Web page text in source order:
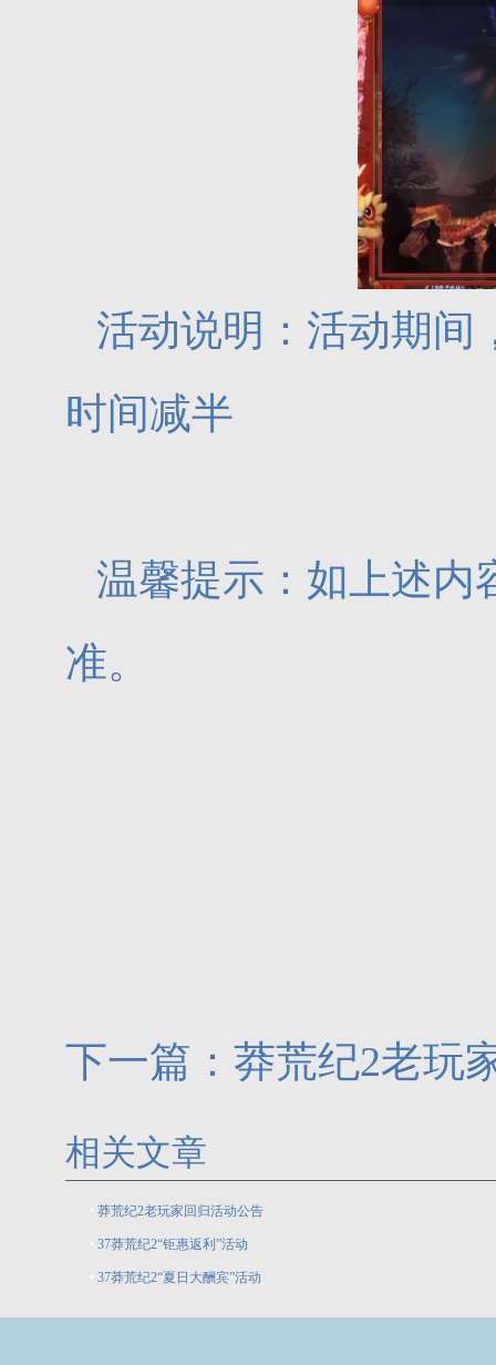
活动说明：活动期间
时间减半
温馨提示：如上述内
准。
下一篇： 莽荒纪2​老玩
相关文章
莽荒纪2​老玩家回归活动公告
37莽荒纪2“钜惠返利”活动
37莽荒纪2“夏日大酬宾”活动